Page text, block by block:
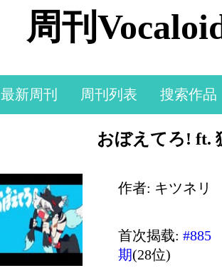
周刊
最新周刊 周刊列表 搜索作品
おぼえてろ! ft.
作者: キツネリ
首次揭载: #885
期(28位)